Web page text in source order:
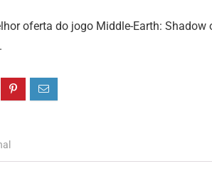
oferta do jogo Middle-Earth: Shadow